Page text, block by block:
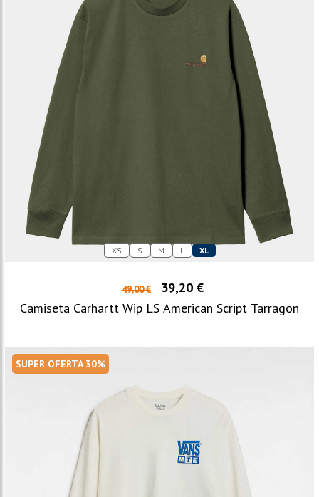
XS S M L XL
49,00 €
39,20 €
Camiseta Carhartt Wip LS American Script Tarragon
SUPER OFERTA 30%